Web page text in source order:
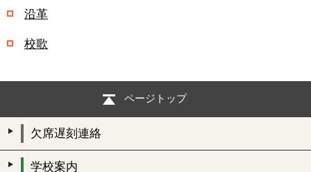
沿革
校歌
ページトップ
欠席遅刻連絡
学校案内